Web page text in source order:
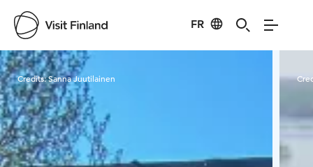
FR
Visit Finland
Credits:Sanna Juutilainen